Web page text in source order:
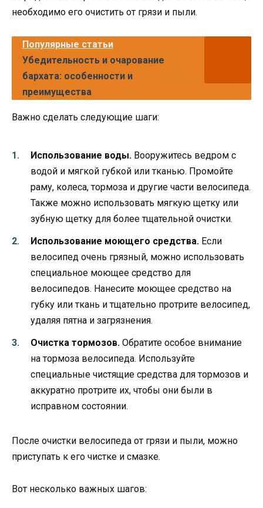
необходимо его очистить от грязи и пыли.
Популярные статьи
Убедительность и очарование
бархата: особенности и
преимущества
Важно сделать следующие шаги:
Использование воды. Вооружитесь ведром с
водой и мягкой губкой или тканью. Промойте
раму, колеса, тормоза и другие части велосипеда.
Также можно использовать мягкую щетку или
зубную щетку для более тщательной очистки.
Использование моющего средства. Если
велосипед очень грязный, можно использовать
специальное моющее средство для
велосипедов. Нанесите моющее средство на
губку или ткань и тщательно протрите велосипед,
удаляя пятна и загрязнения.
Очистка тормозов. Обратите особое внимание
на тормоза велосипеда. Используйте
специальные чистящие средства для тормозов и
аккуратно протрите их, чтобы они были в
исправном состоянии.
После очистки велосипеда от грязи и пыли, можно
приступать к его чистке и смазке.
Вот несколько важных шагов: